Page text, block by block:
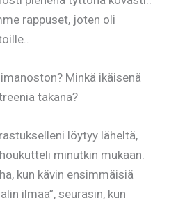
rappuset, joten oli
Minkä ikäisenä
takana?
löytyy läheltä,
minutkin mukaan.
kun kävin ensimmäisiä
ilmaa”, seurasin, kun